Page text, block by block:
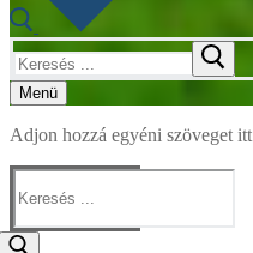
Keresése:
Menü
Adjon hozzá egyéni szöveget
Keresése: